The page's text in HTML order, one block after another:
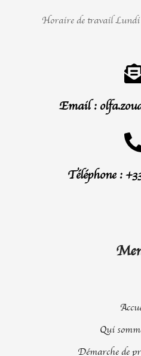
Horaire de travail Lundi
Email :
Téléphone :
Qui
Démarche de